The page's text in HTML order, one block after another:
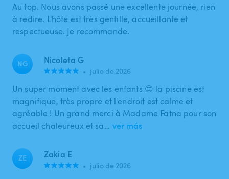
Au top. Nous avons passé une excellente journée, rien
à redire. L'hôte est très gentille, accueillante et
respectueuse. Je recommande.
NG Nicoleta G
• julio de 2026
Un super moment avec les enfants 😊 la piscine est
magnifique, très propre et l'endroit est calme et
agréable ! Un grand merci à Madame Fatna pour son
accueil chaleureux et sa… ver más
ZE Zakia E
• julio de 2026